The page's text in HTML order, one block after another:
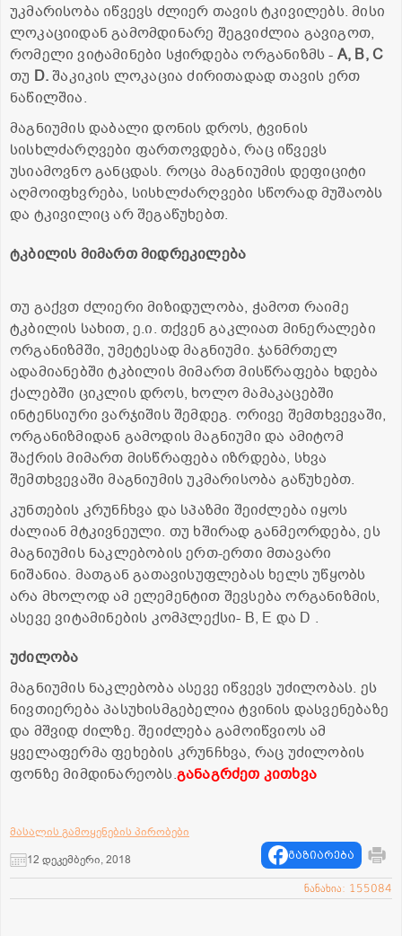
უკმარისობა იწვევს ძლიერ თავის ტკივილებს. მისი
ლოკაციიდან გამომდინარე შეგვიძლია გავიგოთ,
რომელი ვიტამინები სჭირდება ორგანიზმს - А, В, С
თუ D.შაკიკის ლოკაცია ძირითადად თავის ერთ
ნაწილშია.
მაგნიუმის დაბალი დონის დროს, ტვინის
სისხლძარღვები ფართოვდება, რაც იწვევს
უსიამოვნო განცდას. როცა მაგნიუმის დეფიციტი
აღმოიფხვრება, სისხლძარღვები სწორად მუშაობს
და ტკივილიც არ შეგაწუხებთ.
ტკბილის მიმართ მიდრეკილება
თუ გაქვთ ძლიერი მიზიდულობა, ჭამოთ რაიმე
ტკბილის სახით, ე.ი. თქვენ გაკლიათ მინერალები
ორგანიზმში, უმეტესად მაგნიუმი. ჯანმრთელ
ადამიანებში ტკბილის მიმართ მისწრაფება ხდება
ქალებში ციკლის დროს, ხოლო მამაკაცებში
ინტენსიური ვარჯიშის შემდეგ. ორივე შემთხვევაში,
ორგანიზმიდან გამოდის მაგნიუმი და ამიტომ
შაქრის მიმართ მისწრაფება იზრდება, სხვა
შემთხვევაში მაგნიუმის უკმარისობა გაწუხებთ.
კუნთების კრუნჩხვა და სპაზმი შეიძლება იყოს
ძალიან მტკივნეული. თუ ხშირად განმეორდება, ეს
მაგნიუმის ნაკლებობის ერთ-ერთი მთავარი
ნიშანია. მათგან გათავისუფლებას ხელს უწყობს
არა მხოლოდ ამ ელემენტით შევსება ორგანიზმის,
ასევე ვიტამინების კომპლექსი- B, E და D .
უძილობა
მაგნიუმის ნაკლებობა ასევე იწვევს უძილობას. ეს
ნივთიერება პასუხისმგებელია ტვინის დასვენებაზე
და მშვიდ ძილზე. შეიძლება გამოიწვიოს ამ
ყველაფერმა ფეხების კრუნჩხვა, რაც უძილობის
ფონზე მიმდინარეობს.განაგრძეთ კითხვა
მასალის გამოყენების პირობები
12 დეკემბერი, 2018
გაზიარება
ნანახია: 155084